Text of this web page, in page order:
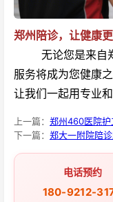
郑州陪诊，让健康
无论您是来自郑
服务将成为您健康
让我们一起用专业
上一篇： 郑州460医院
下一篇： 郑大一附院陪
电话预约
180-9212-